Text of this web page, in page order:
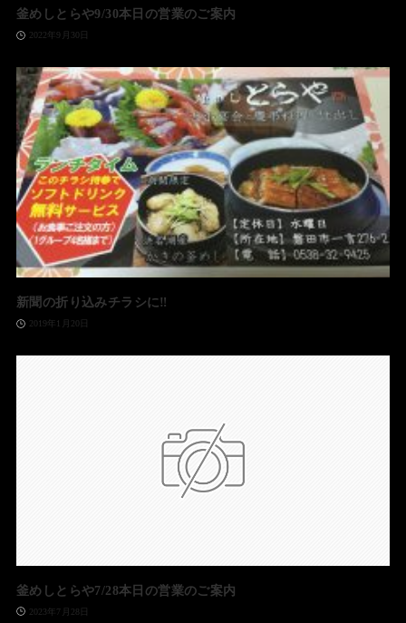
釜めしとらや9/30本日の営業のご案内
2022年9月30日
新聞の折り込みチラシに‼️
2019年1月20日
釜めしとらや7/28本日の営業のご案内
2023年7月28日